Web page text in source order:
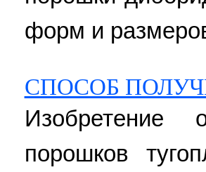
форм и
СПОСОБ
Изобретение
порошков